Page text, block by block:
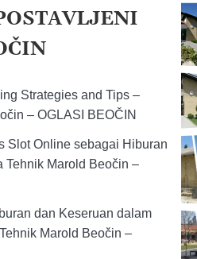
Strategies and Tips –
– OGLASI BEOČIN
Slot Online sebagai Hiburan
Tehnik Marold Beočin –
dan Keseruan dalam
Marold Beočin –